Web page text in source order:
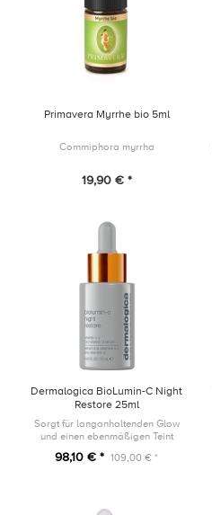
Primavera Myrrhe bio 5ml
Commiphora myrrha
19,90 € *
Dermalogica BioLumin-C Night
Restore 25ml
Sorgt für langanhaltenden Glow
und einen ebenmäßigen Teint
98,10 € * 109,00 € *